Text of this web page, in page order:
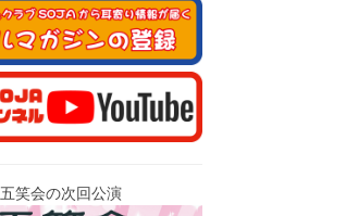
五笑会の次回公演